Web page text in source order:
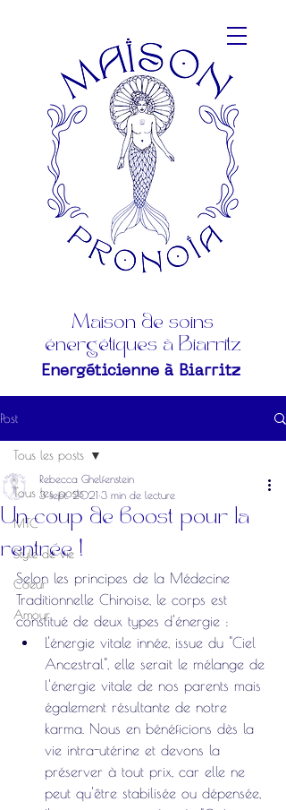
Maison de soins
énergétiques à Biarritz
Energéticienne à Biarritz
Post
Tous les posts
MTC
Style de vie
Coeur
Amour
Tous les posts
Un coup de boost pour la
rentrée !
Rebecca Ghelfenstein
3 sept. 2021 3 min de lecture
Selon les principes de la Médecine
Traditionnelle Chinoise, le corps est
constitué de deux types d'énergie :
L'énergie vitale innée, issue du "Ciel
Ancestral", elle serait le mélange de
l'énergie vitale de nos parents mais
également résultante de notre
karma. Nous en bénéficions dès la
vie intra-utérine et devons la
préserver à tout prix, car elle ne
peut qu'être stabilisée ou dépensée,